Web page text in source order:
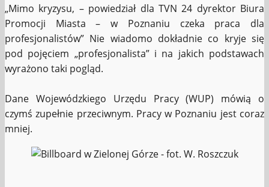
„Mimo kryzysu, – powiedział dla TVN 24 dyrektor Biura
Promocji Miasta – w Poznaniu czeka praca dla
profesjonalistów” Nie wiadomo dokładnie co kryje się
pod pojęciem „profesjonalista” i na jakich podstawach
wyrażono taki pogląd.
Dane Wojewódzkiego Urzędu Pracy (WUP) mówią o
czymś zupełnie przeciwnym. Pracy w Poznaniu jest coraz
mniej.